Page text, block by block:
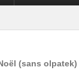
(sans olpatek)